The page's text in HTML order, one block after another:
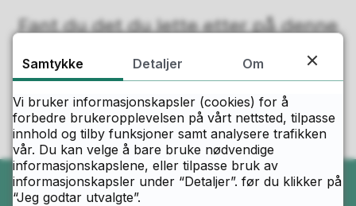
Fant du det du lette etter på denne
Nei
Samtykke Detaljer Om
Vi bruker informasjonskapsler (cookies) for å
forbedre brukeropplevelsen på vårt nettsted, tilpasse
innhold og tilby funksjoner samt analysere trafikken
vår. Du kan velge å bare bruke nødvendige
informasjonskapslene, eller tilpasse bruk av
informasjonskapsler under “Detaljer”. før du klikker på
“Jeg godtar utvalgte”.